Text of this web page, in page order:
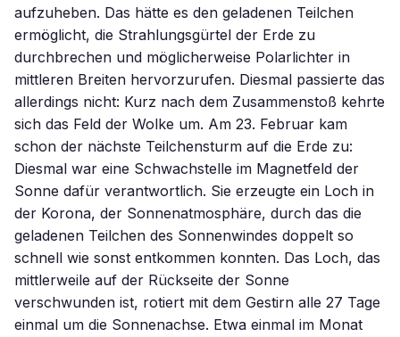
aufzuheben. Das hätte es den geladenen Teilchen
ermöglicht, die Strahlungsgürtel der Erde zu
durchbrechen und möglicherweise Polarlichter in
mittleren Breiten hervorzurufen. Diesmal passierte das
allerdings nicht: Kurz nach dem Zusammenstoß kehrte
sich das Feld der Wolke um. Am 23. Februar kam
schon der nächste Teilchensturm auf die Erde zu:
Diesmal war eine Schwachstelle im Magnetfeld der
Sonne dafür verantwortlich. Sie erzeugte ein Loch in
der Korona, der Sonnenatmosphäre, durch das die
geladenen Teilchen des Sonnenwindes doppelt so
schnell wie sonst entkommen konnten. Das Loch, das
mittlerweile auf der Rückseite der Sonne
verschwunden ist, rotiert mit dem Gestirn alle 27 Tage
einmal um die Sonnenachse. Etwa einmal im Monat